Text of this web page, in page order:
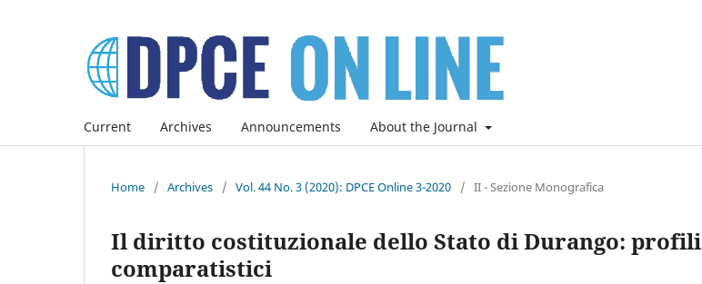
Current Archives Announcements About the Journal
Home / Archives / Vol. 44 No. 3 (2020): DPCE Online 3-2020 / II - Sezione Monografica
Il diritto costituzionale dello Stato di Durango: profili
comparatistici